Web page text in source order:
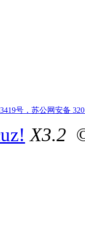
号，苏公网安备
X3.2